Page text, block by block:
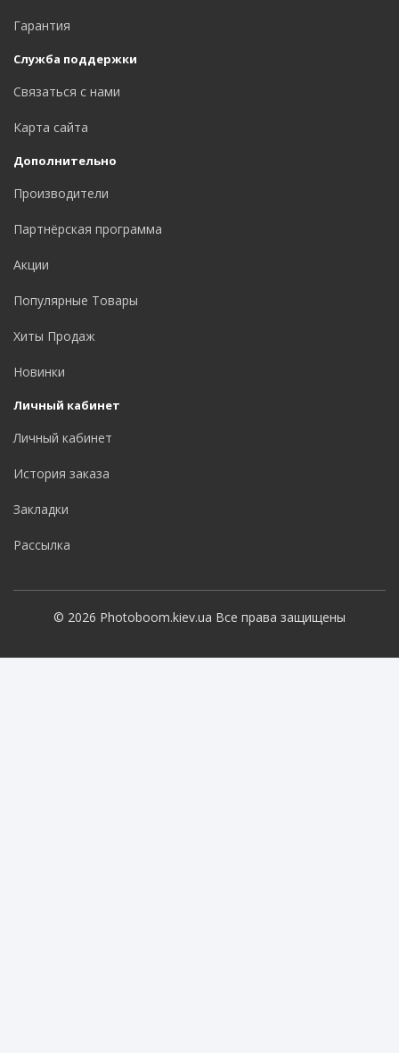
Гарантия
Служба поддержки
Связаться с нами
Карта сайта
Дополнительно
Производители
Партнёрская программа
Акции
Популярные Товары
Хиты Продаж
Новинки
Личный кабинет
Личный кабинет
История заказа
Закладки
Рассылка
© 2026 Photoboom.kiev.ua Все права защищены